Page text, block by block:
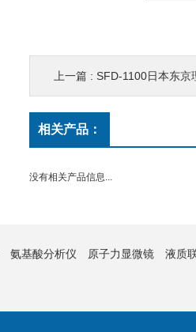
上一篇 : SFD-1100日本东京理化
相关产品：
没有相关产品信息...
氨基酸分析仪 原子力显微镜 液质